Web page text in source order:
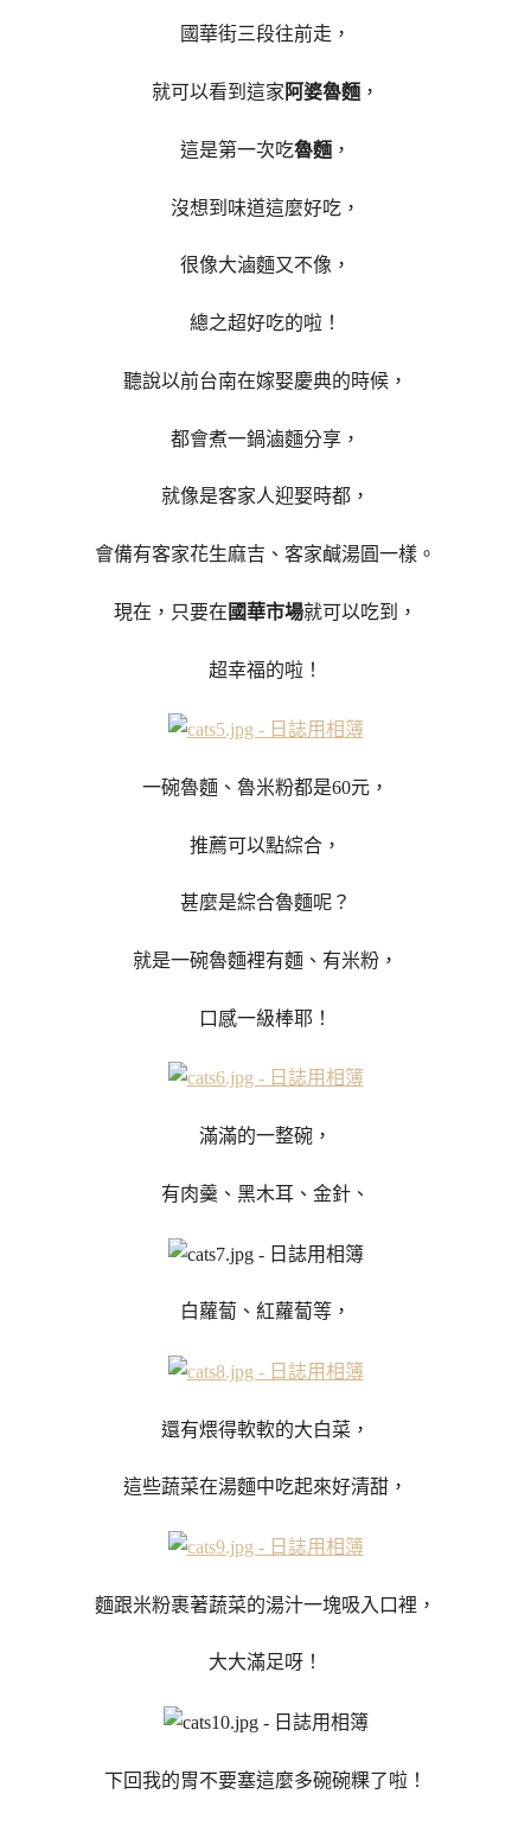
國華街三段往前走，
就可以看到這家 阿婆魯麵 ，
這是第一次吃魯麵 ，
沒想到味道這麼好吃，
很像大滷麵又不像，
總之超好吃的啦！
聽說以前台南在嫁娶慶典的時候，
都會煮一鍋滷麵分享，
就像是客家人迎娶時都，
會備有客家花生麻吉、客家鹹湯圓一樣。
現在，只要在 國華市場就可以吃到，
超幸福的啦！
一碗魯麵、魯米粉都是60元，
推薦可以點綜合，
甚麼是綜合魯麵呢？
就是一碗魯麵裡有麵、有米粉，
口感一級棒耶！
滿滿的一整碗，
有肉羹、黑木耳、金針、
白蘿蔔、紅蘿蔔等，
還有煨得軟軟的大白菜，
這些蔬菜在湯麵中吃起來好清甜，
麵跟米粉裹著蔬菜的湯汁一塊吸入口裡，
大大滿足呀！
下回我的胃不要塞這麼多碗碗粿了啦！